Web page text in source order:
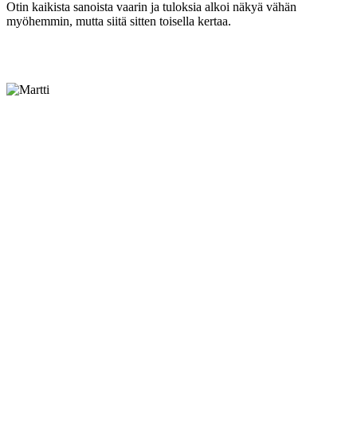
Otin kaikista sanoista vaarin ja tuloksia alkoi näkyä vähän
myöhemmin, mutta siitä sitten toisella kertaa.